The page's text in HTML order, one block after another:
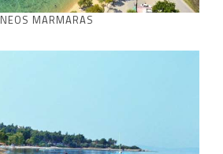
NEOS MARMARAS